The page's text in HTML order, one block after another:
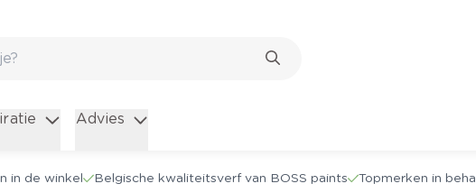
Advies
in de winkel Belgische kwaliteitsverf van BOSS paints Topmerken in